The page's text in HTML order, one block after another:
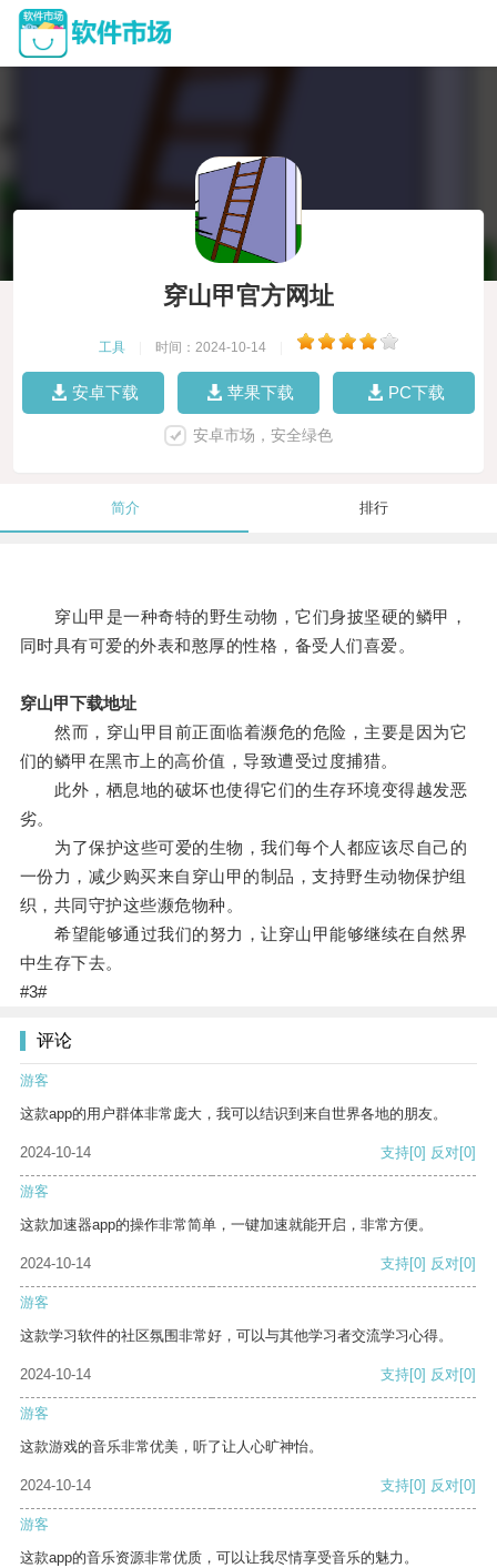
穿山甲官方网址
工具 时间：2024-10-14
安卓下载 苹果下载 PC下载
安卓市场，安全绿色
简介 排行
穿山甲是一种奇特的野生动物，它们身披坚硬的鳞甲，
同时具有可爱的外表和憨厚的性格，备受人们喜爱。
穿山甲下载地址
然而，穿山甲目前正面临着濒危的危险，主要是因为它
们的鳞甲在黑市上的高价值，导致遭受过度捕猎。
此外，栖息地的破坏也使得它们的生存环境变得越发恶
劣。
为了保护这些可爱的生物，我们每个人都应该尽自己的
一份力，减少购买来自穿山甲的制品，支持野生动物保护组
织，共同守护这些濒危物种。
希望能够通过我们的努力，让穿山甲能够继续在自然界
中生存下去。
#3#
评论
游客
这款app的用户群体非常庞大，我可以结识到来自世界各地的朋友。
2024-10-14 支持[0] 反对[0]
游客
这款加速器app的操作非常简单，一键加速就能开启，非常方便。
2024-10-14 支持[0] 反对[0]
游客
这款学习软件的社区氛围非常好，可以与其他学习者交流学习心得。
2024-10-14 支持[0] 反对[0]
游客
这款游戏的音乐非常优美，听了让人心旷神怡。
2024-10-14 支持[0] 反对[0]
游客
这款app的音乐资源非常优质，可以让我尽情享受音乐的魅力。